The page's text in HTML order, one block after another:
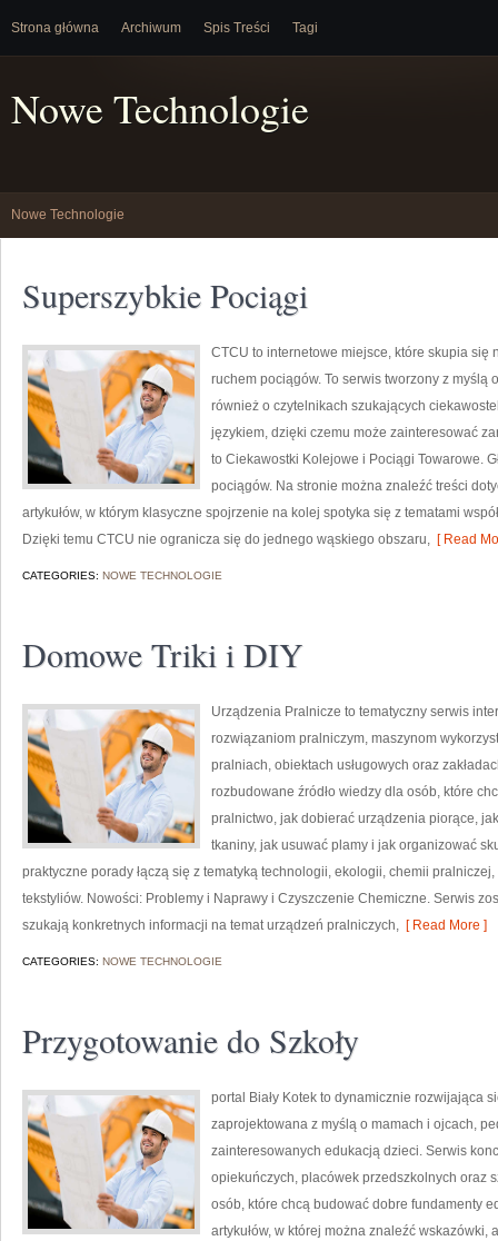
Strona główna Archiwum Spis Treści Tagi
Nowe Technologie
Nowe Technologie
Superszybkie Pociągi
CTCU to internetowe miejsce, które skupia się
ruchem pociągów. To serwis tworzony z
również o czytelnikach szukających
językiem, dzięki czemu może zainteresować
to Ciekawostki Kolejowe i Pociągi Towarowe.
pociągów. Na stronie można znaleźć treści
artykułów, w którym klasyczne spojrzenie na kolej spotyka się z tematami
Dzięki temu CTCU nie ogranicza się do jednego wąskiego obszaru, [ Read
CATEGORIES: NOWE TECHNOLOGIE
Domowe Triki i DIY
Urządzenia Pralnicze to tematyczny serwis
rozwiązaniom pralniczym, maszynom
pralniach, obiektach usługowych oraz
rozbudowane źródło wiedzy dla osób, które
pralnictwo, jak dobierać urządzenia piorące,
tkaniny, jak usuwać plamy i jak organizować
praktyczne porady łączą się z tematyką technologii, ekologii, chemii
tekstyliów. Nowości: Problemy i Naprawy i Czyszczenie Chemiczne. Serwis
szukają konkretnych informacji na temat urządzeń pralniczych, [ Read More ]
CATEGORIES: NOWE TECHNOLOGIE
Przygotowanie do Szkoły
portal Biały Kotek to dynamicznie rozwijająca
zaprojektowana z myślą o mamach i ojcach,
zainteresowanych edukacją dzieci. Serwis
opiekuńczych, placówek przedszkolnych oraz
osób, które chcą budować dobre fundamenty
artykułów, w której można znaleźć